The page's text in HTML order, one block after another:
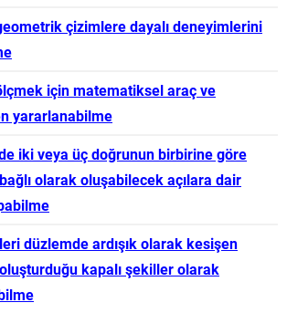
çizimlere dayalı deneyimlerini
için matematiksel araç ve
yararlanabilme
iki veya üç doğrunun birbirine göre
olarak oluşabilecek açılara dair
düzlemde ardışık olarak kesişen
kapalı şekiller olarak